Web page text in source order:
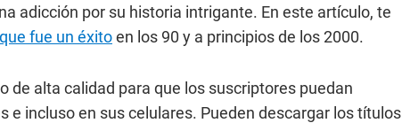
adicción por su historia intrigante. En este artículo, te
que fue un éxitoen los 90 y a principios de los 2000.
de alta calidad para que los suscriptores puedan
incluso en sus celulares. Pueden descargar los títulos